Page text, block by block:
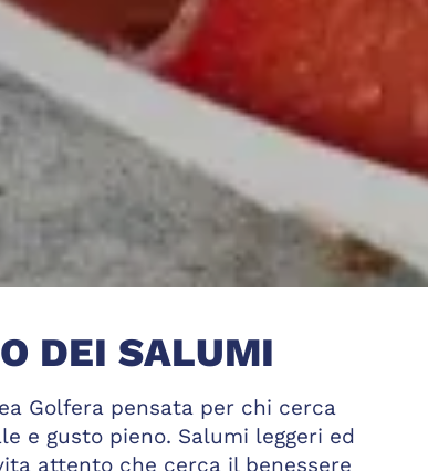
DEI SALUMI
Golfera pensata per chi cerca
e gusto pieno. Salumi leggeri ed
attento che cerca il benessere